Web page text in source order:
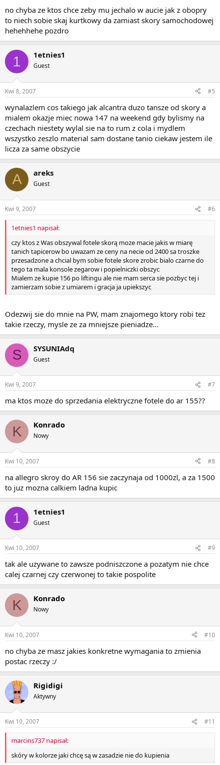
no chyba ze ktos chce zeby mu jechalo w aucie jak z obopry
to niech sobie skaj kurtkowy da zamiast skory samochodowej
hehehhehe pozdro
1 1etnies1
Guest
Kwi 8, 2007 #5
wynalazlem cos takiego jak alcantra duzo tansze od skory a
mialem okazje miec nowa 147 na weekend gdy bylismy na
czechach niestety wylal sie na to rum z cola i mydlem
wszystko zeszlo material sam dostane tanio ciekaw jestem ile
licza za same obszycie
A areks
Guest
Kwi 9, 2007 #6
1etnies1 napisał:
czy ktos z Was obszywal fotele skorą moze macie jakis w miarę
tanich tapicerow bo uwazam ze ceny na necie od 2400 sa troszke
przesadzone a chcial bym sobie fotele skore zrobic bialo czarne do
tego ta mala konsole zegarow i popielniczki obszyc
Mialem ze kupie 156 po liftingu ale nie mam serca sie pozbyc tej i
zamierzam sobie z umiarem i gracja ja upiekszyc
Odezwij sie do mnie na PW, mam znajomego ktory robi tez
takie rzeczy, mysle ze za mniejsze pieniadze...
S SYSUNIAdq
Guest
Kwi 9, 2007 #7
ma ktos moze do sprzedania elektryczne fotele do ar 155??
K Konrado
Nowy
Kwi 10, 2007 #8
na allegro skroy do AR 156 sie zaczynaja od 1000zl, a za 1500
to juz mozna calkiem ladna kupic
1 1etnies1
Guest
Kwi 10, 2007 #9
tak ale uzywane to zawsze podniszczone a pozatym nie chce
calej czarnej czy czerwonej to takie pospolite
K Konrado
Nowy
Kwi 10, 2007 #10
no chyba ze masz jakies konkretne wymagania to zmienia
postac rzeczy :/
Rigidigi
Aktywny
Kwi 10, 2007 #11
marcins737 napisał:
skóry w kolorze jaki chcę są w zasadzie nie do kupienia